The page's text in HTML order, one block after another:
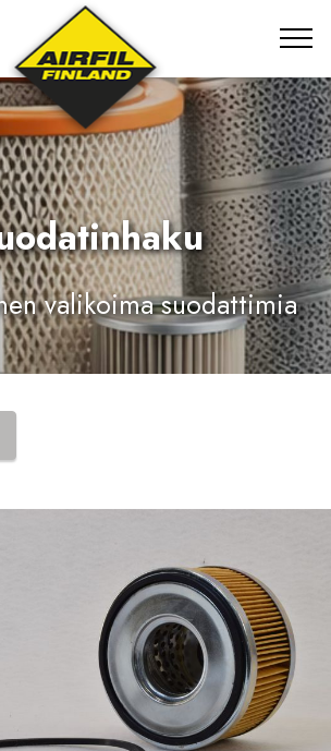
valikoima suodattimia